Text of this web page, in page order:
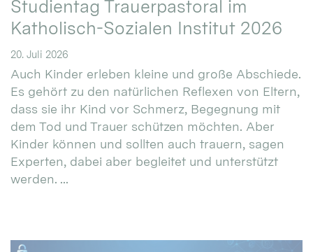
Studientag Trauerpastoral im
Katholisch-Sozialen Institut 2026
20. Juli 2026
Auch Kinder erleben kleine und große Abschiede.
Es gehört zu den natürlichen Reflexen von Eltern,
dass sie ihr Kind vor Schmerz, Begegnung mit
dem Tod und Trauer schützen möchten. Aber
Kinder können und sollten auch trauern, sagen
Experten, dabei aber begleitet und unterstützt
werden. ...